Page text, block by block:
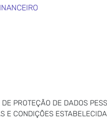
PROTEÇÃO DE DADOS
E CONDIÇÕES